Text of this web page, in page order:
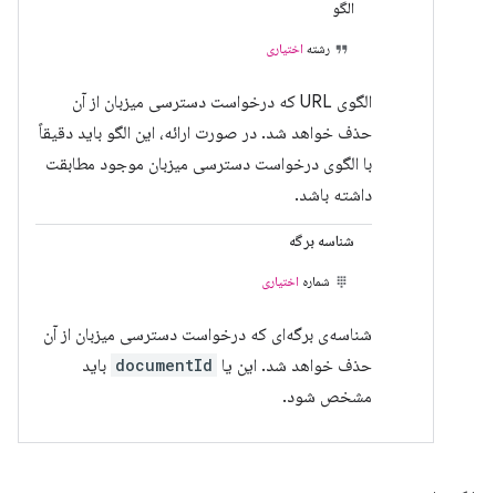
الگو
رشته اختیاری
الگوی URL که درخواست دسترسی میزبان از آن
حذف خواهد شد. در صورت ارائه، این الگو باید دقیقاً
با الگوی درخواست دسترسی میزبان موجود مطابقت
داشته باشد.
شناسه برگه
شماره اختیاری
شناسه‌ی برگه‌ای که درخواست دسترسی میزبان از آن
حذف خواهد شد. این یا documentId باید
مشخص شود.